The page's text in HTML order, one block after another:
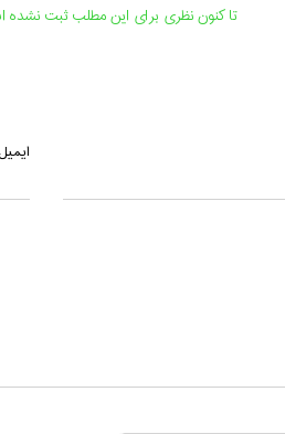
تا کنون نظری برای این مطلب ثبت نشده